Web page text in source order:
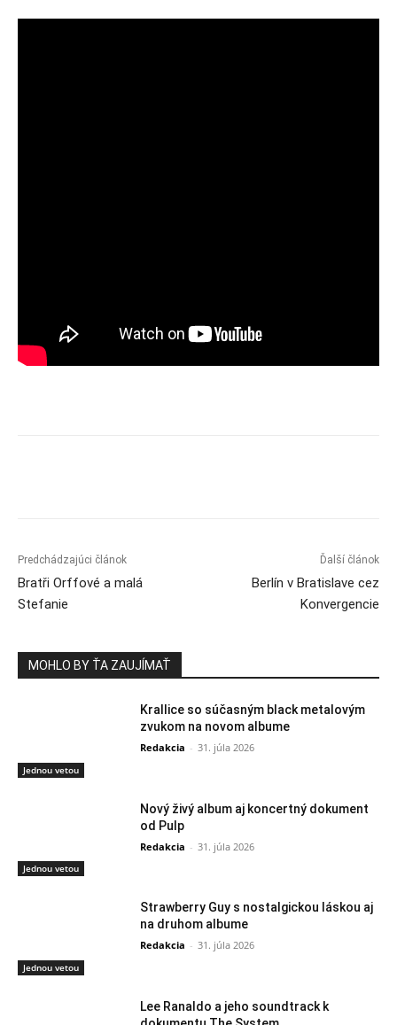
Predchádzajúci článok
Bratři Orffové a malá
Stefanie
Ďalší článok
Berlín v Bratislave cez
Konvergencie
MOHLO BY ŤA ZAUJÍMAŤ
Jednou vetou
Krallice so súčasným black metalovým
zvukom na novom albume
Redakcia - 31. júla 2026
Jednou vetou
Nový živý album aj koncertný dokument
od Pulp
Redakcia - 31. júla 2026
Jednou vetou
Strawberry Guy s nostalgickou láskou aj
na druhom albume
Redakcia - 31. júla 2026
Lee Ranaldo a jeho soundtrack k